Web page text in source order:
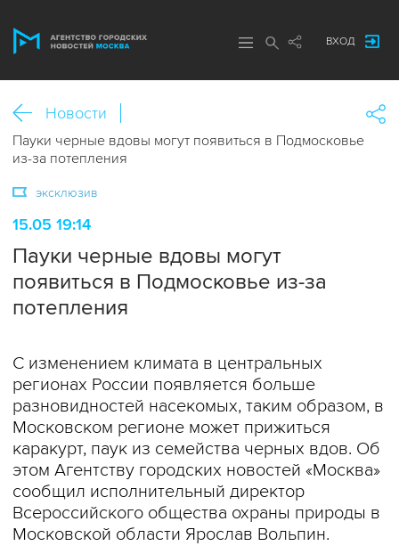
ВХОД
Новости
Пауки черные вдовы могут появиться в Подмосковье
из-за потепления
эксклюзив
15.05 19:14
Пауки черные вдовы могут
появиться в Подмосковье из-за
потепления
С изменением климата в центральных
регионах России появляется больше
разновидностей насекомых, таким образом, в
Московском регионе может прижиться
каракурт, паук из семейства черных вдов. Об
этом Агентству городских новостей «Москва»
сообщил исполнительный директор
Всероссийского общества охраны природы в
Московской области Ярослав Вольпин.